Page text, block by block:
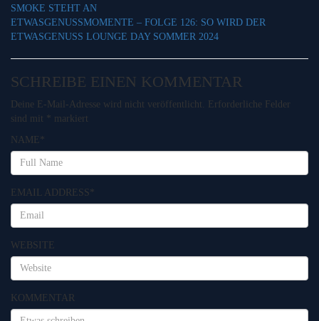
SMOKE STEHT AN
ETWASGENUSSMOMENTE – FOLGE 126: SO WIRD DER
ETWASGENUSS LOUNGE DAY SOMMER 2024
SCHREIBE EINEN KOMMENTAR
Deine E-Mail-Adresse wird nicht veröffentlicht.
Erforderliche Felder
sind mit * markiert
NAME *
EMAIL ADDRESS*
WEBSITE
KOMMENTAR